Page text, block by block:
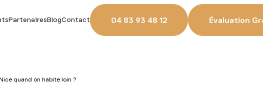
PartenairesBlogContact 04 83 93 48 12 Évaluation
quand on habite loin ?